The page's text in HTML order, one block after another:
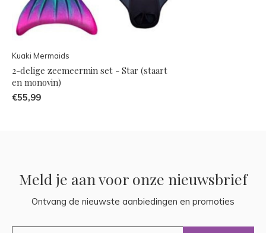
Kuaki Mermaids
2-delige zeemeermin set - Star (staart
en monovin)
€55,99
Meld je aan voor onze nieuwsbrief
Ontvang de nieuwste aanbiedingen en promoties